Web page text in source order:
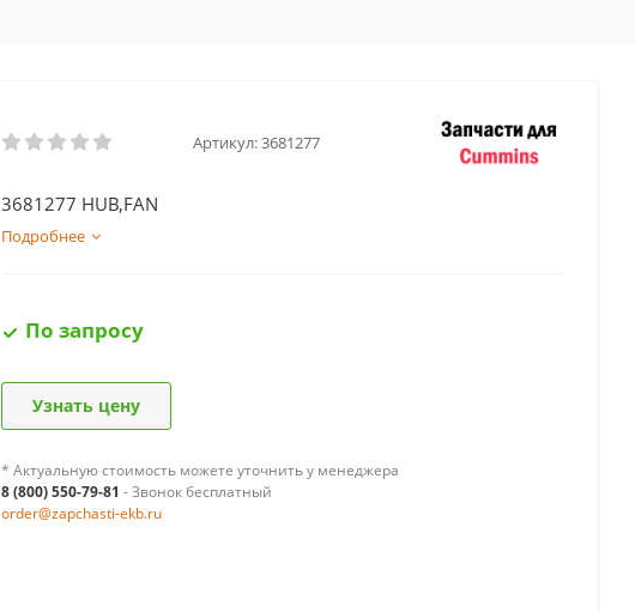
Артикул:3681277
3681277 HUB,FAN
Подробнее
По запросу
Узнать цену
* Актуальную стоимость можете уточнить у менеджера
8 (800) 550-79-81 - Звонок бесплатный
order@zapchasti-ekb.ru